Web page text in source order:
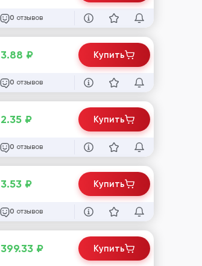
0 отзывов
3.88 ₽
0 отзывов
Купить
2.35 ₽
0 отзывов
Купить
3.53 ₽
0 отзывов
Купить
399.33 ₽ Купить